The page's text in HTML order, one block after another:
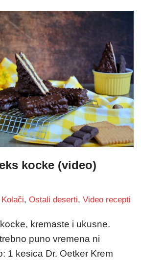
kocke (video)
Kolači, Ostali deserti, Video recepti
kremaste i ukusne.
puno vremena ni
1 kesica Dr. Oetker Krem